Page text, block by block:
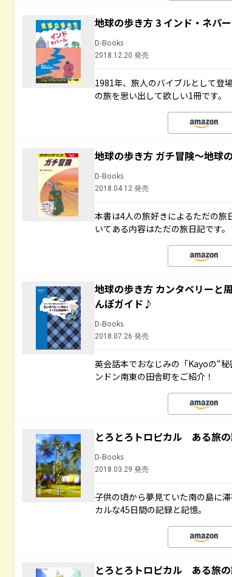
地球の歩き方 3 インド・ネパ
D-Books
2018.12.20 発売
1981年、旅人のバイブルとして
の旅を思い出して欲しい1冊です。
地球の歩き方 ガチ冒険～地球
D-Books
2018.04.12 発売
本書は4人の旅好きによるただの旅
いてある内容はただの旅日記です。
地球の歩き方 カンタベリーと
んぽガイド♪
D-Books
2018.07.26 発売
英会話本でおなじみの「Kayoの“
ンドン南東の田舎町をご紹介！
とろとろトロピカル ある旅
D-Books
2018.03.29 発売
子供の頃から夢見ていた南の島に
カルな45日間の記録と記憶。
とろとろトロピカル ある旅